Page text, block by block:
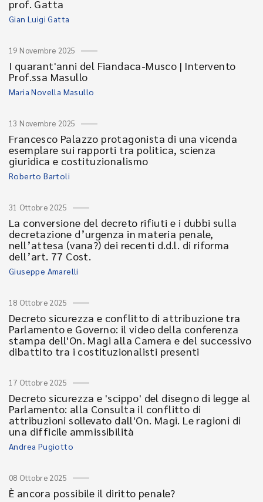
prof. Gatta
Gian Luigi Gatta
19 Novembre 2025
I quarant'anni del Fiandaca-Musco | Intervento
Prof.ssa Masullo
Maria Novella Masullo
13 Novembre 2025
Francesco Palazzo protagonista di una vicenda
esemplare sui rapporti tra politica, scienza
giuridica e costituzionalismo
Roberto Bartoli
31 Ottobre 2025
La conversione del decreto rifiuti e i dubbi sulla
decretazione d’urgenza in materia penale,
nell’attesa (vana?) dei recenti d.d.l. di riforma
dell’art. 77 Cost.
Giuseppe Amarelli
18 Ottobre 2025
Decreto sicurezza e conflitto di attribuzione tra
Parlamento e Governo: il video della conferenza
stampa dell'On. Magi alla Camera e del successivo
dibattito tra i costituzionalisti presenti
17 Ottobre 2025
Decreto sicurezza e 'scippo' del disegno di legge al
Parlamento: alla Consulta il conflitto di
attribuzioni sollevato dall'On. Magi. Le ragioni di
una difficile ammissibilità
Andrea Pugiotto
08 Ottobre 2025
È ancora possibile il diritto penale?